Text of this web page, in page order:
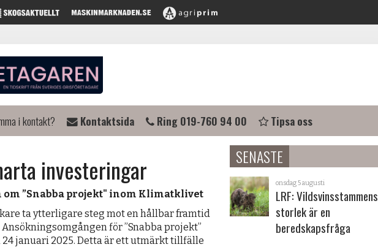
i kontakt? Kontaktsida Ring 019-760 94 00 Tipsa oss
investeringar
”Snabba projekt" inom Klimatklivet
ta ytterligare steg mot en hållbar framtid
för ”Snabba projekt”
24 januari 2025. Detta är ett utmärkt tillfälle
SENASTE
onsdag 5 augusti
LRF: Vildsvinsstammens
storlek är en
beredskapsfråga